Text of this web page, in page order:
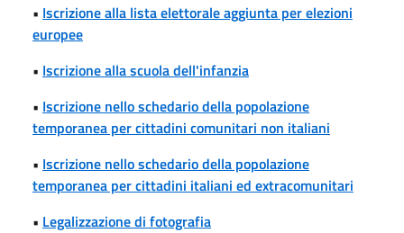
• Iscrizione alla lista elettorale aggiunta per elezioni
europee
• Iscrizione alla scuola dell'infanzia
• Iscrizione nello schedario della popolazione
temporanea per cittadini comunitari non italiani
• Iscrizione nello schedario della popolazione
temporanea per cittadini italiani ed extracomunitari
• Legalizzazione di fotografia